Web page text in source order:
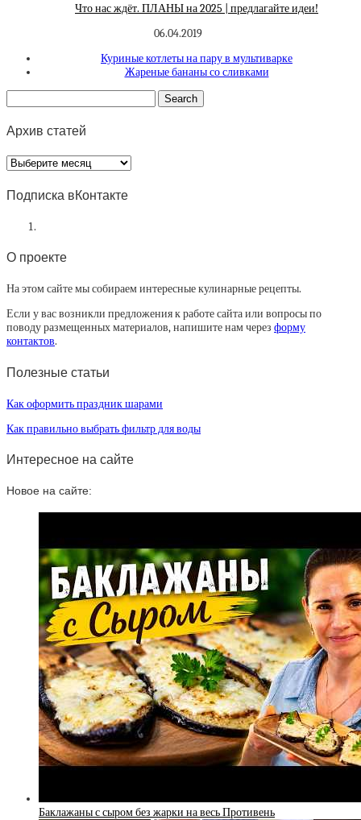
Что нас ждёт. ПЛАНЫ на 2025 | предлагайте идеи!
06.04.2019
Куриные котлеты на пару в мультиварке
Жареные бананы со сливками
Архив статей
Архив
статей
Подписка вКонтакте
О проекте
На этом сайте мы собираем интересные кулинарные рецепты.
Если у вас возникли предложения к работе сайта или вопросы по
поводу размещенных материалов, напишите нам через форму
контактов.
Полезные статьи
Как оформить праздник шарами
Как правильно выбрать фильтр для воды
Интересное на сайте
Новое на сайте:
Баклажаны с сыром без жарки на весь Противень